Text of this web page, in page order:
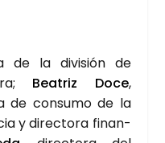
de la divi­sión de
Bea­triz Doce,
de con­su­mo de la
y direc­to­ra finan­